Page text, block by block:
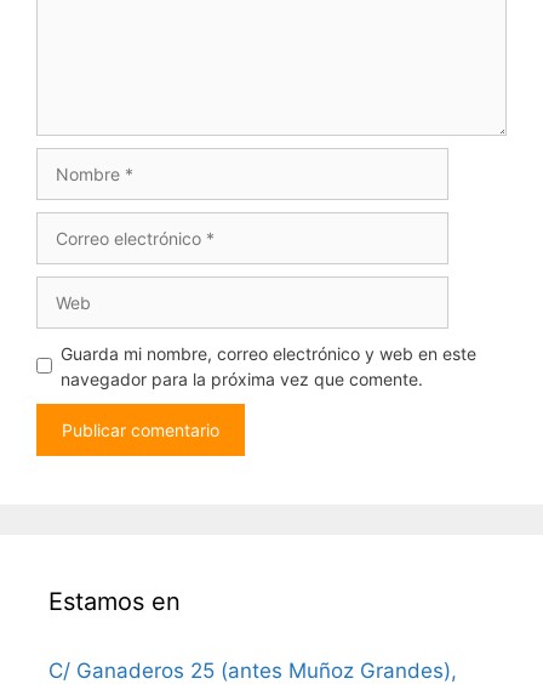
electrónico
Guarda mi nombre, correo electrónico y web en este
navegador para la próxima vez que comente.
Estamos en
C/ Ganaderos 25 (antes Muñoz Grandes),